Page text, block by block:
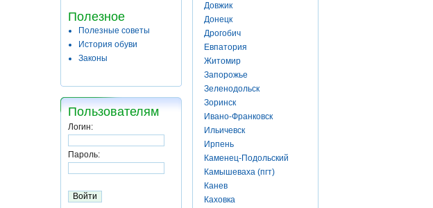
Полезное
Полезные советы
История обуви
Законы
Пользователям
Логин:
Пароль:
Довжик
Донецк
Дрогобич
Евпатория
Житомир
Запорожье
Зеленодольск
Зоринск
Ивано-Франковск
Ильичевск
Ирпень
Каменец-Подольский
Камышеваха (пгт)
Канев
Каховка